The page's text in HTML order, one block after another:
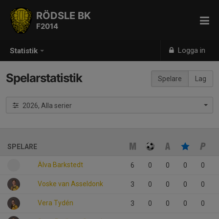
Statistik Logga in
RÖDSLE BK
F2014
Spelare Lag
Spelarstatistik
2026, Alla serier
SPELARE
Älva Barkstedt 6 0 0 0 0
Voske van Asseldonk 3 0 0 0 0
Vera Tydén 3 0 0 0 0